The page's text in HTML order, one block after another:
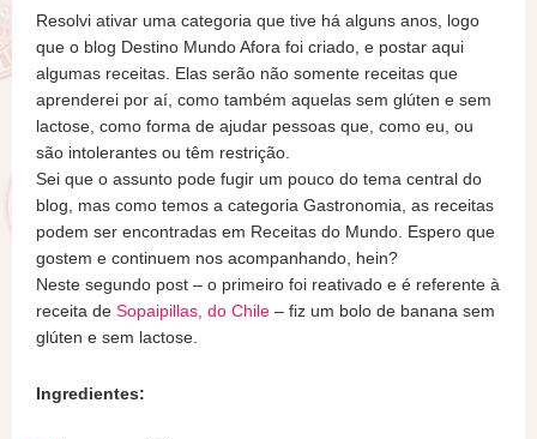
Resolvi ativar uma categoria que tive há alguns anos, logo
que o blog Destino Mundo Afora foi criado, e postar aqui
algumas receitas. Elas serão não somente receitas que
aprenderei por aí, como também aquelas sem glúten e sem
lactose, como forma de ajudar pessoas que, como eu, ou
são intolerantes ou têm restrição.
Sei que o assunto pode fugir um pouco do tema central do
blog, mas como temos a categoria Gastronomia, as receitas
podem ser encontradas em Receitas do Mundo. Espero que
gostem e continuem nos acompanhando, hein?
Neste segundo post – o primeiro foi reativado e é referente à
receita de Sopaipillas, do Chile – fiz um bolo de banana sem
glúten e sem lactose.
Ingredientes: